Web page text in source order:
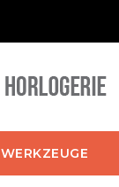
WERKZEUGE